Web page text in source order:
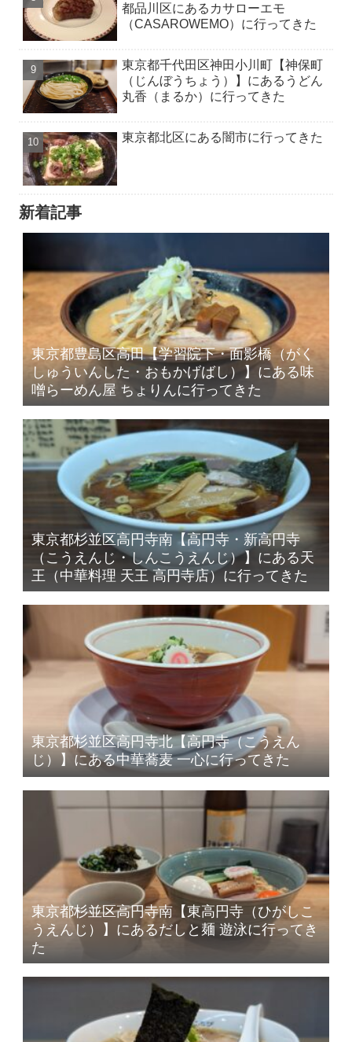
都品川区にあるカサローエモ
（CASAROWEMO）に行ってきた
東京都千代田区神田小川町【神保町
（じんぼうちょう）】にあるうどん
丸香（まるか）に行ってきた
東京都北区にある闇市に行ってきた
新着記事
東京都豊島区高田【学習院下・面影橋（がく
しゅういんした・おもかげばし）】にある味
噌らーめん屋 ちょりんに行ってきた
東京都杉並区高円寺南【高円寺・新高円寺
（こうえんじ・しんこうえんじ）】にある天
王（中華料理 天王 高円寺店）に行ってきた
東京都杉並区高円寺北【高円寺（こうえん
じ）】にある中華蕎麦 一心に行ってきた
東京都杉並区高円寺南【東高円寺（ひがしこ
うえんじ）】にあるだしと麺 遊泳に行ってき
た